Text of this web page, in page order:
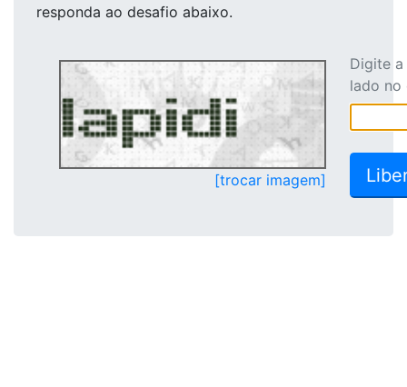
responda ao desafio abaixo.
[trocar imagem]
Digite
lado no